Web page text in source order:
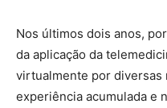
Nos últimos dois anos,
da aplicação da
virtualmente por diversas
experiência acumulada e